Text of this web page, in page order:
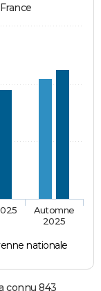
nationale
Automne
2025
connu 843